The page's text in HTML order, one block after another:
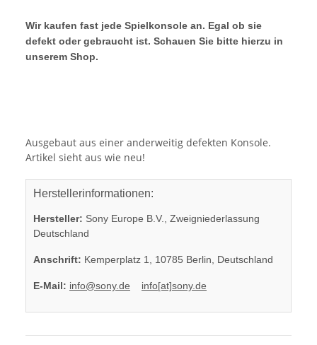
Wir kaufen fast jede Spielkonsole an. Egal ob sie
defekt oder gebraucht ist. Schauen Sie bitte hierzu in
unserem Shop.
Ausgebaut aus einer anderweitig defekten Konsole.
Artikel sieht aus wie neu!
Herstellerinformationen:
Hersteller: Sony Europe B.V., Zweigniederlassung
Deutschland
Anschrift: Kemperplatz 1, 10785 Berlin, Deutschland
E-Mail: info@sony.de info[at]sony.de